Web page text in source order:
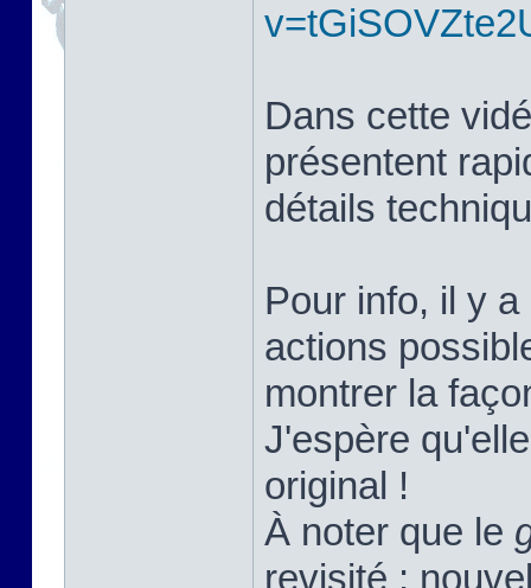
Dans cette
présentent
détails
Pour info, il y
actions
montrer la
J'espère
original !
À noter que le
revisité :